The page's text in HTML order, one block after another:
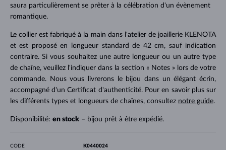
saura particulièrement se prêter à la célébration d'un évènement
romantique.
Le collier est fabriqué à la main dans l'atelier de joaillerie KLENOTA
et est proposé en longueur standard de 42 cm, sauf indication
contraire. Si vous souhaitez une autre longueur ou un autre type
de chaîne, veuillez l'indiquer dans la section « Notes » lors de votre
commande. Nous vous livrerons le bijou dans un élégant écrin,
accompagné d'un Certificat d'authenticité. Pour en savoir plus sur
les différents types et longueurs de chaînes, consultez notre guide.
Disponibilité: en stock– bijou prêt à être expédié.
CODE K0440024